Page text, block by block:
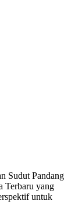
Sudut Pandang
Terbaru yang
untuk